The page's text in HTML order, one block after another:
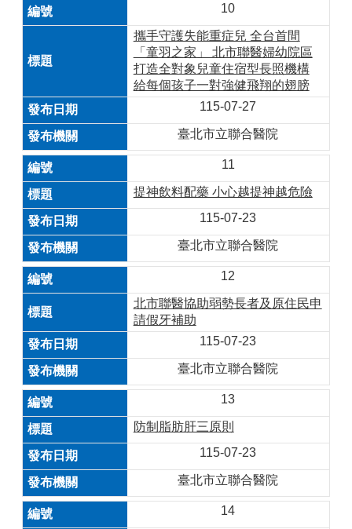
10
攜手守護失能重症兒 全台首間
「童羽之家」 北市聯醫婦幼院區
打造全對象兒童住宿型長照機構
給每個孩子一對強健飛翔的翅膀
115-07-27
臺北市立聯合醫院
11
提神飲料配藥 小心越提神越危險
115-07-23
臺北市立聯合醫院
12
北市聯醫協助弱勢長者及原住民申
請假牙補助
115-07-23
臺北市立聯合醫院
13
防制脂肪肝三原則
115-07-23
臺北市立聯合醫院
14